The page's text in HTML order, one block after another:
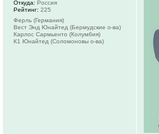
Откуда: Россия
Рейтинг: 225
Ферль (Германия)
Вест Энд Юнайтед (Бермудские о-ва)
Карлос Сармьенто (Колумбия)
К1 Юнайтед (Соломоновы о-ва)